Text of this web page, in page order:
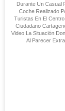
Durante Un Casual
Coche Realizado
Turistas En El
Ciudadano
Video La Situación
Al Parecer